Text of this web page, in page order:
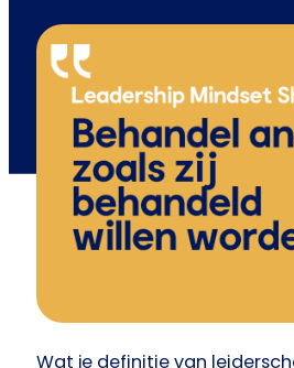
Wat je definitie van